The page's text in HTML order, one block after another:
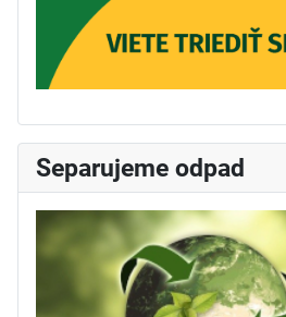
Separujeme odpad